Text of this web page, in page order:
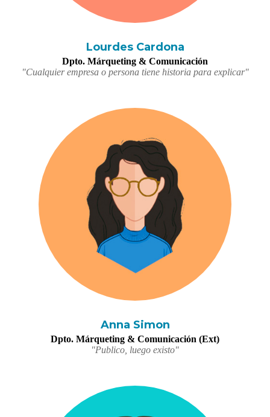
Lourdes Cardona
Dpto. Márqueting & Comunicación
"Cualquier empresa o persona tiene historia para explicar"
Anna Simon
Dpto. Márqueting & Comunicación (Ext)
"Publico, luego existo"